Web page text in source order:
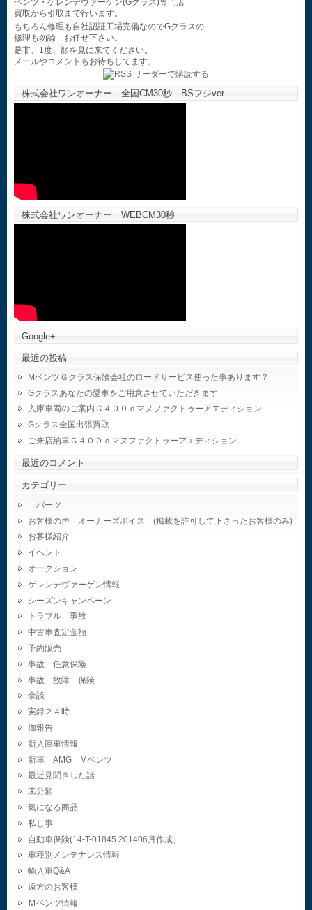
ベンツ・ゲレンデヴァーゲン(Gクラス)専門店
買取から引取まで行います。
もちろん修理も自社認証工場完備なのでGクラスの
修理も勿論 お任せ下さい。
是非、1度、顔を見に来てください。
メールやコメントもお待ちしてます。
株式会社ワンオーナー 全国CM30秒 BSフジver.
株式会社ワンオーナー WEBCM30秒
Google+
最近の投稿
MベンツＧクラス保険会社のロードサービス使った事あります？
Gクラスあなたの愛車をご用意させていただきます
入庫車両のご案内Ｇ４００ｄマヌファクトゥーアエディション
Gクラス全国出張買取
ご来店納車Ｇ４００ｄマヌファクトゥーアエディション
最近のコメント
カテゴリー
パーツ
お客様の声 オーナーズボイス (掲載を許可して下さったお客様のみ)
お客様紹介
イベント
オークション
ゲレンデヴァーゲン情報
シーズンキャンペーン
トラブル 事故
中古車査定金額
予約販売
事故 任意保険
事故 故障 保険
余談
実録２４時
御報告
新入庫車情報
新車 AMG Mベンツ
最近見聞きした話
未分類
気になる商品
私し事
自動車保険(14-T-01845.201406月作成）
車種別メンテナンス情報
輸入車Q&A
遠方のお客様
Ｍベンツ情報